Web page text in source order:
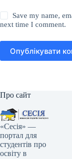
Save my name,
next time I comment.
Опублікувати
Про сайт
«Сесія» —
портал для
студентів про
освіту в